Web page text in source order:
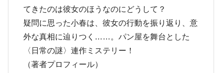
てきたのは彼女のほうなのにどうして？
疑問に思った小春は、彼女の行動を振り返り、意
外な真相に辿りつく……。パン屋を舞台とした
〈日常の謎〉連作ミステリー！
（著者プロフィール）